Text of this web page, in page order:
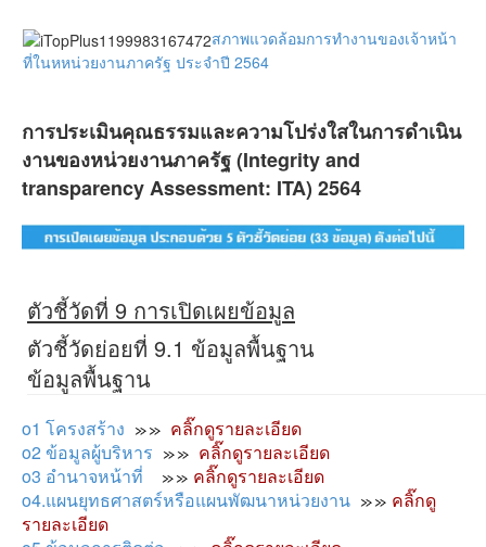
สภาพแวดล้อมการทำงานของเจ้าหน้า
ที่ในหหน่วยงานภาครัฐ ประจำปี 2564
การประเมินคุณธรรมและความโปร่งใสในการดำเนิน
งานของหน่วยงานภาครัฐ (Integrity and
transparency Assessment: ITA) 2564
ตัวชี้วัดที่ 9 การเปิดเผยข้อมูล
ตัวชี้วัดย่อยที่ 9.1 ข้อมูลพื้นฐาน
ข้อมูลพื้นฐาน
o1 โครงสร้าง
คลิ๊กดูรายละเอียด
o2 ข้อมูลผู้บริหาร
คลิ๊กดูรายละเอียด
o3 อำนาจหน้าที่
คลิ๊กดูรายละเอียด
o4.แผนยุทธศาสตร์หรือแผนพัฒนาหน่วยงาน
คลิ๊กดู
รายละเอียด